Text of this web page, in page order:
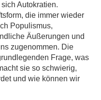
Autokratien.
die immer wieder
Populismus,
Äußerungen und
zugenommen. Die
Frage, was
sie so schwierig,
und wie können wir